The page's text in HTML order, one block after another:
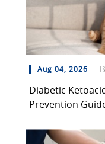
Aug 04, 2026
Diabetic
Prevention